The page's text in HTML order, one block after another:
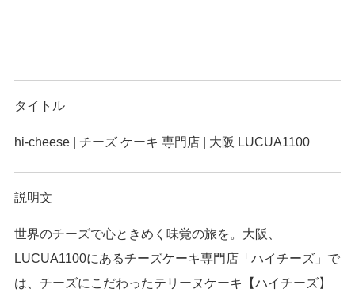
タイトル
hi-cheese | チーズ ケーキ 専門店 | 大阪 LUCUA1100
説明文
世界のチーズで心ときめく味覚の旅を。大阪、
LUCUA1100にあるチーズケーキ専門店「ハイチーズ」で
は、チーズにこだわったテリーヌケーキ【ハイチーズ】